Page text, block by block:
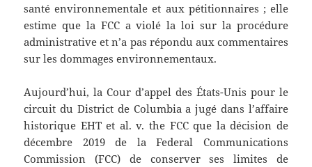
santé environnementale et aux pétitionnaires ; elle
estime que la FCC a violé la loi sur la procédure
administrative et n’a pas répondu aux commentaires
sur les dommages environnementaux.
Aujourd’hui, la Cour d’appel des États-Unis pour le
circuit du District de Columbia a jugé dans l’affaire
historique EHT et al. v. the FCC que la décision de
décembre 2019 de la Federal Communications
Commission (FCC) de conserver ses limites de